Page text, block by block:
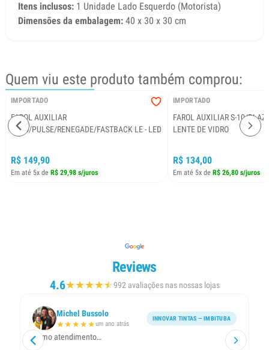
Itens inclusos: 1 Unidade Lado Esquerdo (Motorista)
Dimensões da embalagem: 40 x 30 x 30 cm
Quem viu este produto também comprou:
IMPORTADO
FAROL AUXILIAR
TORO/PULSE/RENEGADE/FASTBACK LE - LED
R$ 149,90
Em até 5x de R$ 29,98 s/juros
IMPORTADO
FAROL AUXILIAR S-10/
LENTE DE VIDRO
R$ 134,00
Em até 5x de R$ 26,80 s/juros
Reviews
4.6★★★★★
★992 avaliações nas nossas lojas
Michel Bussolo
★★★★★um ano atrás
INNOVAR TINTAS — IMBITUBA
Ótimo atendimento…